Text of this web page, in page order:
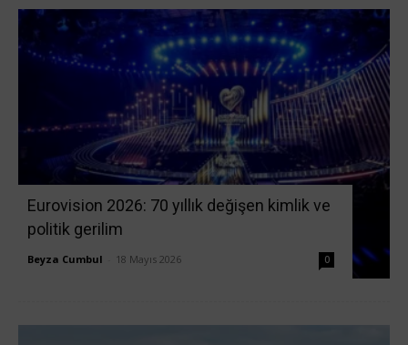
Eurovision 2026: 70 yıllık değişen kimlik ve
politik gerilim
Beyza Cumbul 18 Mayıs 2026 0